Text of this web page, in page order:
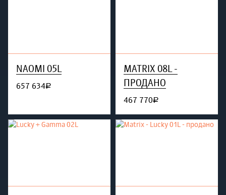
NAOMI 05L
657 634руб.
MATRIX 08L -
ПРОДАНО
467 770руб.